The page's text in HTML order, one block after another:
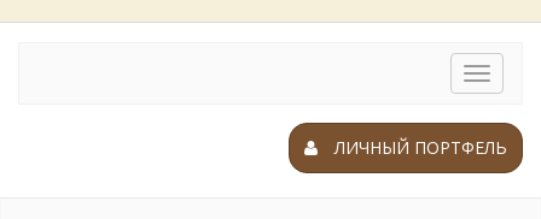
Toggle
ЛИЧНЫЙ ПОРТФЕЛЬ